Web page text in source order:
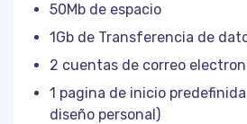
50Mb de espacio
1Gb de Transferencia de
2 cuentas de correo
1 pagina de inicio
diseño personal)